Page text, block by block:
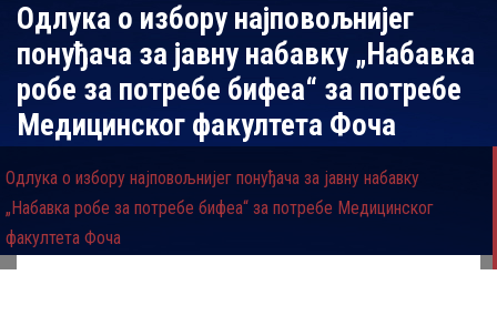
Одлука о избору најповољнијег
понуђача за јавну набавку „Набавка
робе за потребе бифеа“ за потребе
Медицинског факултета Фоча
Одлука о избору најповољнијег понуђача за јавну набавку
„Набавка робе за потребе бифеа“ за потребе Медицинског
факултета Фоча